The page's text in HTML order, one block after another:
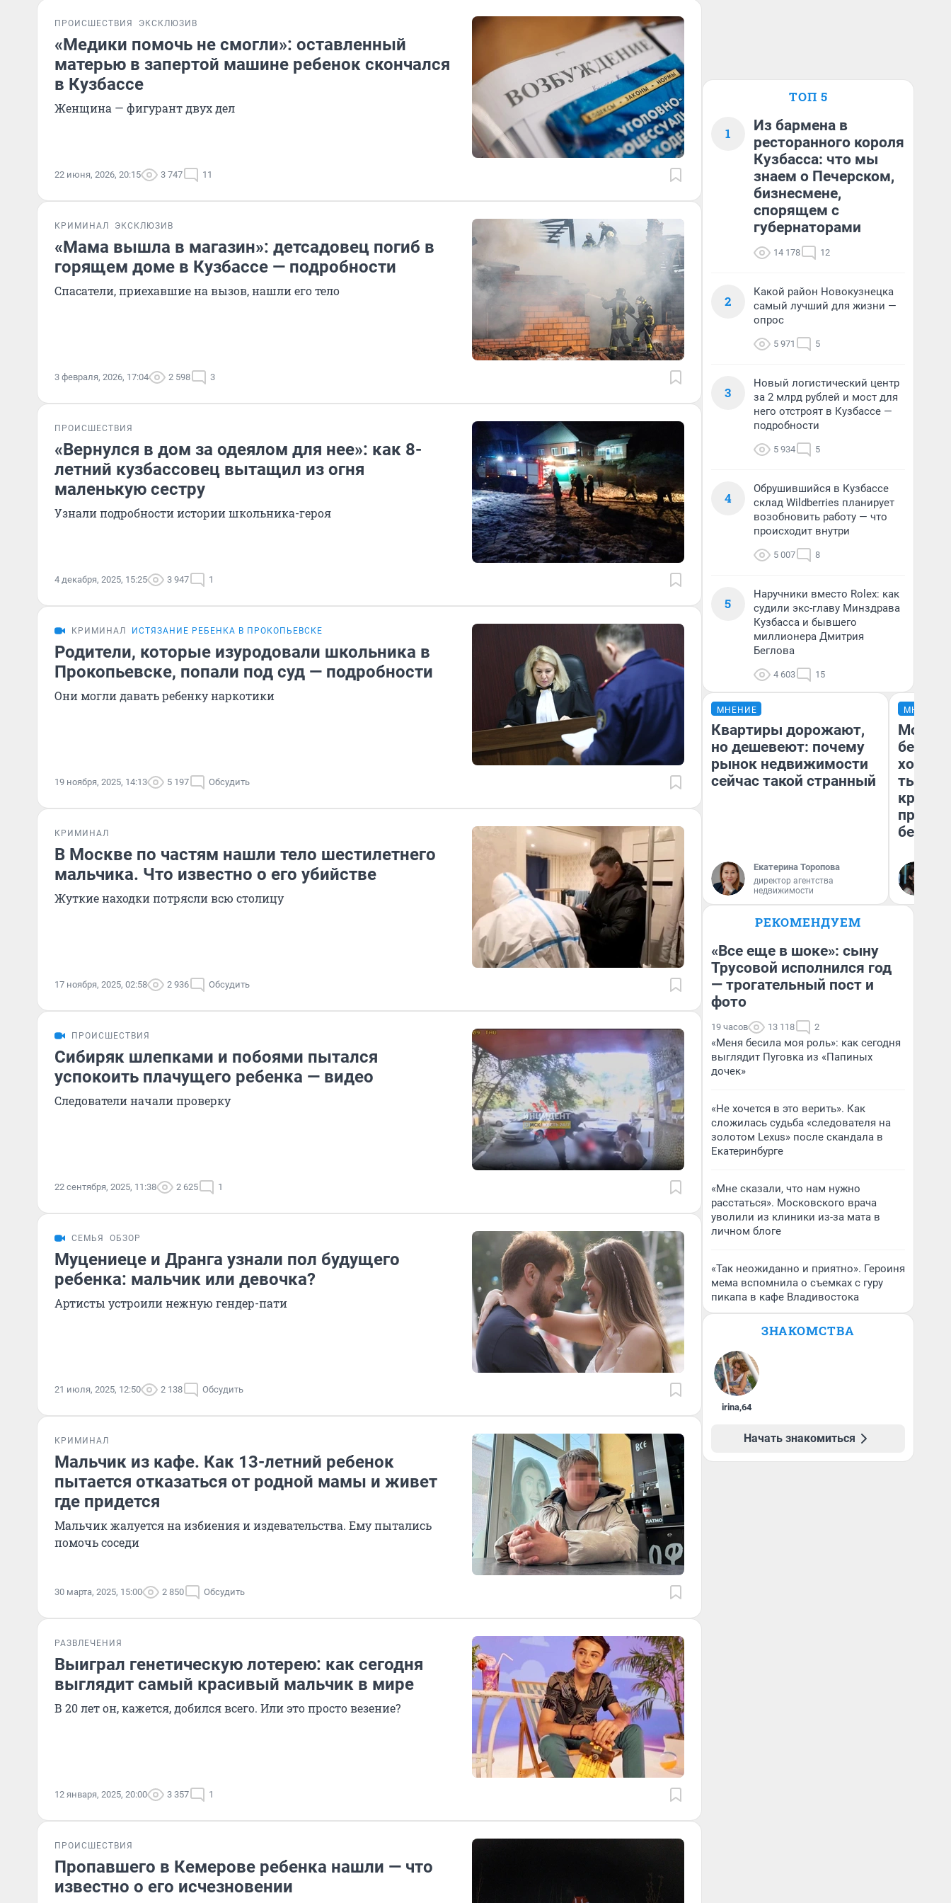
ПРОИСШЕСТВИЯ ЭКСКЛЮЗИВ
«Медики помочь не смогли»: оставленный
матерью в запертой машине ребенок скончался
в Кузбассе
Женщина — фигурант двух дел
22 июня, 2026, 20:15 3 747 11
КРИМИНАЛ ЭКСКЛЮЗИВ
«Мама вышла в магазин»: детсадовец погиб в
горящем доме в Кузбассе — подробности
Спасатели, приехавшие на вызов, нашли его тело
3 февраля, 2026, 17:04 2 598 3
ПРОИСШЕСТВИЯ
«Вернулся в дом за одеялом для нее»: как 8-
летний кузбассовец вытащил из огня
маленькую сестру
Узнали подробности истории школьника-героя
4 декабря, 2025, 15:25 3 947 1
КРИМИНАЛ ИСТЯЗАНИЕ РЕБЕНКА В ПРОКОПЬЕВСКЕ
Родители, которые изуродовали школьника в
Прокопьевске, попали под суд — подробности
Они могли давать ребенку наркотики
19 ноября, 2025, 14:13 5 197 Обсудить
КРИМИНАЛ
В Москве по частям нашли тело шестилетнего
мальчика. Что известно о его убийстве
Жуткие находки потрясли всю столицу
17 ноября, 2025, 02:58 2 936 Обсудить
ПРОИСШЕСТВИЯ
Сибиряк шлепками и побоями пытался
успокоить плачущего ребенка — видео
Следователи начали проверку
22 сентября, 2025, 11:38 2 625 1
СЕМЬЯ ОБЗОР
Муцениеце и Дранга узнали пол будущего
ребенка: мальчик или девочка?
Артисты устроили нежную гендер-пати
21 июля, 2025, 12:50 2 138 Обсудить
КРИМИНАЛ
Мальчик из кафе. Как 13-летний ребенок
пытается отказаться от родной мамы и живет
где придется
Мальчик жалуется на избиения и издевательства. Ему пытались
помочь соседи
30 марта, 2025, 15:00 2 850 Обсудить
РАЗВЛЕЧЕНИЯ
Выиграл генетическую лотерею: как сегодня
выглядит самый красивый мальчик в мире
В 20 лет он, кажется, добился всего. Или это просто везение?
12 января, 2025, 20:00 3 357 1
ПРОИСШЕСТВИЯ
Пропавшего в Кемерове ребенка нашли — что
известно о его исчезновении
ТОП 5
1
Из бармена в
ресторанного короля
Кузбасса: что мы
знаем о Печерском,
бизнесмене,
спорящем с
губернаторами
14 178 12
2
Какой район Новокузнецка
самый лучший для жизни —
опрос
5 971 5
3
Новый логистический центр
за 2 млрд рублей и мост для
него отстроят в Кузбассе —
подробности
5 934 5
4
Обрушившийся в Кузбассе
склад Wildberries планирует
возобновить работу — что
происходит внутри
5 007 8
5
Наручники вместо Rolex: как
судили экс-главу Минздрава
Кузбасса и бывшего
миллионера Дмитрия
Беглова
4 603 15
МНЕНИЕ
Квартиры дорожают,
но дешевеют: почему
рынок недвижимости
сейчас такой странный
Екатерина Торопова
директор агентства
недвижимости
МНЕНИЕ
Мой
хотела
тысяч,
РЕКОМЕНДУЕМ
«Все еще в шоке»: сыну
Трусовой исполнился год
— трогательный пост и
фото
19 часов 13 118 2
«Меня бесила моя роль»: как сегодня
выглядит Пуговка из «Папиных
дочек»
«Не хочется в это верить». Как
сложилась судьба «следователя на
золотом Lexus» после скандала в
Екатеринбурге
«Мне сказали, что нам нужно
расстаться». Московского врача
уволили из клиники из-за мата в
личном блоге
«Так неожиданно и приятно». Героиня
мема вспомнила о съемках с гуру
пикапа в кафе Владивостока
ЗНАКОМСТВА
irina,64
Начать знакомиться